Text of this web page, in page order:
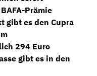
Prämie
gibt es den Cupra
294 Euro
gibt es in den